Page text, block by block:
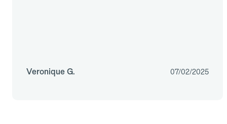
Veronique G. 07/02/2025